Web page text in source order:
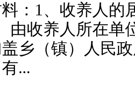
：1、收养人的
由收养人所在单
乡（镇）人民
...